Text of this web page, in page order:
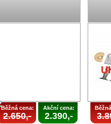
Běžná cena:
2.650,-
Akční cena:
2.390,-